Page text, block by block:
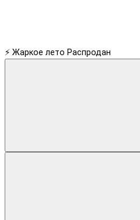
⚡ Жаркое лето Распродан